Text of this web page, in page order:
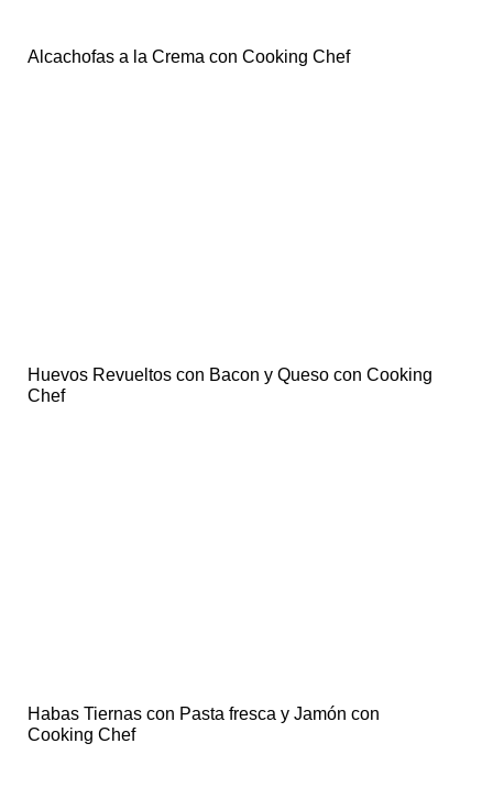
Alcachofas a la Crema con Cooking Chef
Huevos Revueltos con Bacon y Queso con Cooking
Chef
Habas Tiernas con Pasta fresca y Jamón con
Cooking Chef